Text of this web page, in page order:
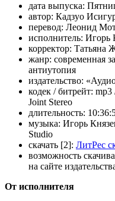
дата выпуска:
автор: Кадзуо
перевод: Леонид
исполнитель: Игорь
корректор: Татьяна
жанр: современная
антиутопия
издательство:
кодек / битрейт: mp3
Joint Stereo
длительность:
музыка: Игорь
Studio
скачать [2]: ЛитРес
возможность
на сайте
От исполнителя